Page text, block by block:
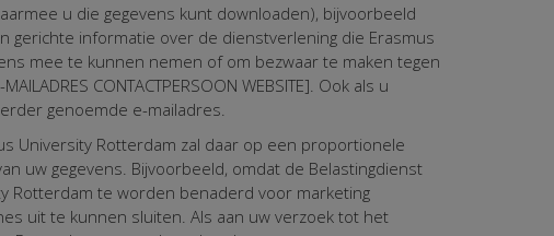
u die gegevens kunt downloaden), bijvoorbeeld
gerichte informatie over de dienstverlening die Erasmus
mee te kunnen nemen of om bezwaar te maken tegen
CONTACTPERSOON WEBSITE]. Ook als u
genoemde e-mailadres.
University Rotterdam zal daar op een proportionele
uw gegevens. Bijvoorbeeld, omdat de Belastingdienst
Rotterdam te worden benaderd voor marketing
uit te kunnen sluiten. Als aan uw verzoek tot het